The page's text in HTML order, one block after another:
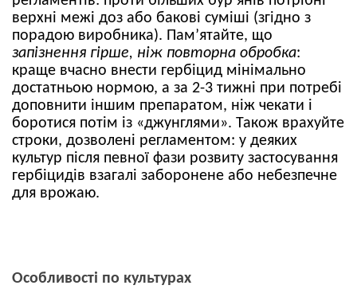
верхні межі доз або бакові суміші (згідно з
порадою виробника). Пам’ятайте, що
запізнення гірше, ніж повторна обробка:
краще вчасно внести гербіцид мінімально
достатньою нормою, а за 2-3 тижні при потребі
доповнити іншим препаратом, ніж чекати і
боротися потім із «джунглями». Також врахуйте
строки, дозволені регламентом: у деяких
культур після певної фази розвиту застосування
гербіцидів взагалі заборонене або небезпечне
для врожаю.
Особливості по культурах